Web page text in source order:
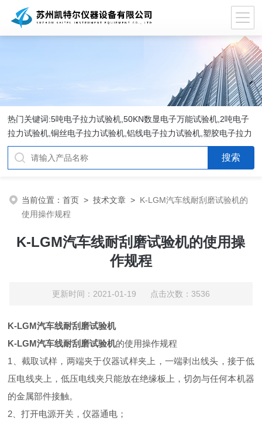
热门关键词:5吨电子拉力试验机,50KN数显电子万能试验机,2吨电子
拉力试验机,铜丝电子拉力试验机,铝线电子拉力试验机,塑胶电子拉力
试验机.
当前位置：首页 >技术文章 > K-LGM汽车线耐刮磨试验机的
使用操作规程
K-LGM汽车线耐刮磨试验机的使用操
作规程
更新时间：2021-01-19 点击次数：3536
K-LGM汽车线耐刮磨试验机
K-LGM汽车线耐刮磨试验机的使用操作规程
1、截取试样，两端夹于仪器试样夹上，一端剥出线头，接于低
压电线夹上，低压电线夹只能放在绝缘板上，切勿与任何本机器
的金属部件接触。
2、打开电源开关，仪器通电；